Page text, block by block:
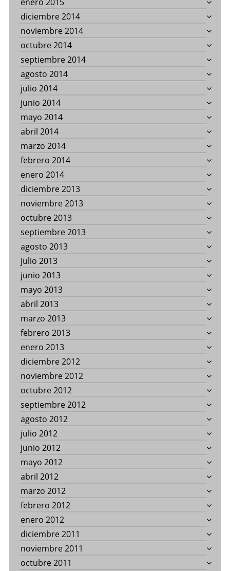
diciembre 2014
noviembre 2014
octubre 2014
septiembre 2014
agosto 2014
julio 2014
junio 2014
mayo 2014
abril 2014
marzo 2014
febrero 2014
enero 2014
diciembre 2013
noviembre 2013
octubre 2013
septiembre 2013
agosto 2013
julio 2013
junio 2013
mayo 2013
abril 2013
marzo 2013
febrero 2013
enero 2013
diciembre 2012
noviembre 2012
octubre 2012
septiembre 2012
agosto 2012
julio 2012
junio 2012
mayo 2012
abril 2012
marzo 2012
febrero 2012
enero 2012
diciembre 2011
noviembre 2011
octubre 2011